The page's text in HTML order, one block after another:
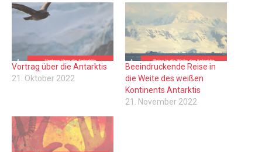
Vortrag über die Antarktis
21. Oktober 2022
Beeindruckende Reise in
die Weite des weißen
Kontinents Antarktis
21. November 2022